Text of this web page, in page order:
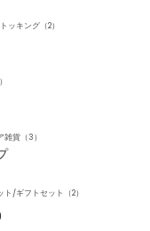
ッキング（2）
雑貨（3）
ト/ギフトセット（2）